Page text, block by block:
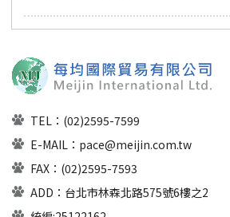
TEL： (02)2595-7599
E-MAIL： pace@meijin.com.tw
FAX：(02)2595-7593
ADD：台北市林森北路575號6樓之2